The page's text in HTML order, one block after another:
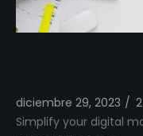
diciembre 29, 2023 /
Simplify your digital